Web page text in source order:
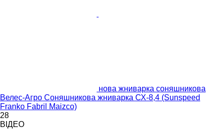
нова жниварка соняшникова
Велес-Агро Соняшникова жниварка СХ-8,4 (Sunspeed
Franko Fabril Maizco)
28
ВІДЕО